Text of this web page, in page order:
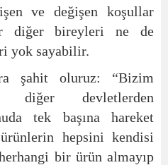
ve değişen koşullar
diğer bireyleri ne de
yok sayabilir.
şahit oluruz: “Bizim
diğer devletlerden
tek başına hareket
hepsini kendisi
bir ürün almayıp